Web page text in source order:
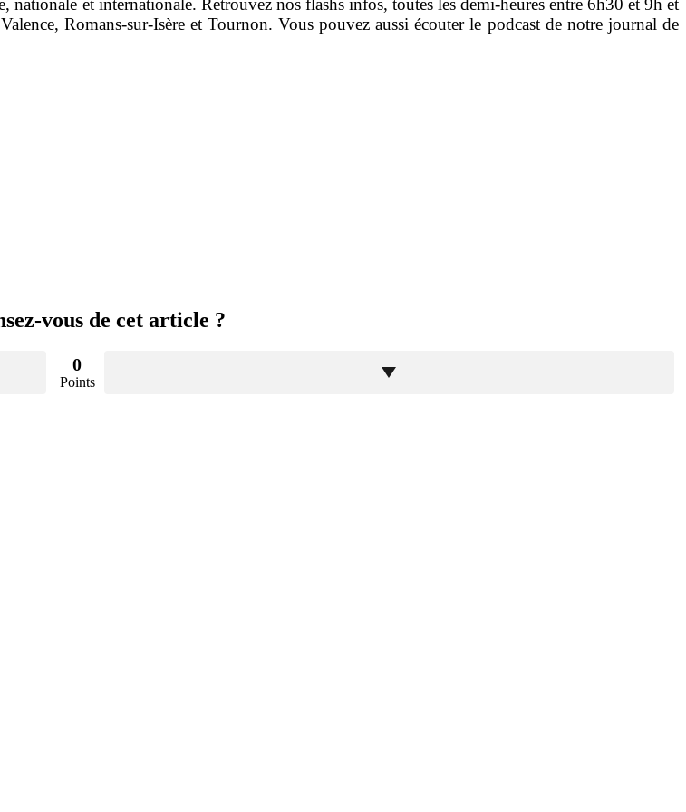
et internationale. Retrouvez nos flashs infos, toutes les demi-heures entre 6h30 et 9h et
Romans-sur-Isère et Tournon. Vous pouvez aussi écouter le podcast de notre journal de
vous de cet article ?
0
Points